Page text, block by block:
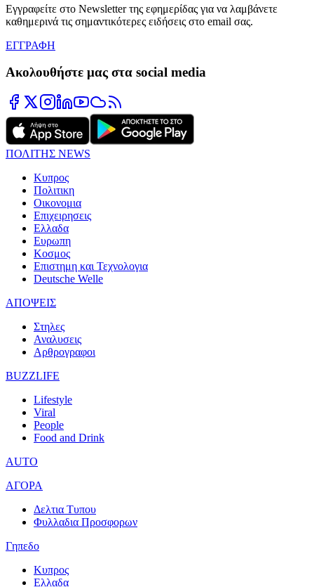
Εγγραφείτε στο Newsletter της εφημερίδας για να λαμβάνετε
καθημερινά τις σημαντικότερες ειδήσεις στο email σας.
ΕΓΓΡΑΦΗ
Ακολουθήστε μας στα social media
ΠΟΛΙΤΗΣ NEWS
Κυπρος
Πολιτικη
Οικονομια
Επιχειρησεις
Ελλαδα
Ευρωπη
Κοσμος
Επιστημη και Τεχνολογια
Deutsche Welle
ΑΠΟΨΕΙΣ
Στηλες
Αναλυσεις
Αρθρογραφοι
BUZZLIFE
Lifestyle
Viral
People
Food and Drink
AUTO
ΑΓΟΡΑ
Δελτια Τυπου
Φυλλαδια Προσφορων
Γηπεδο
Κυπρος
Ελλαδα